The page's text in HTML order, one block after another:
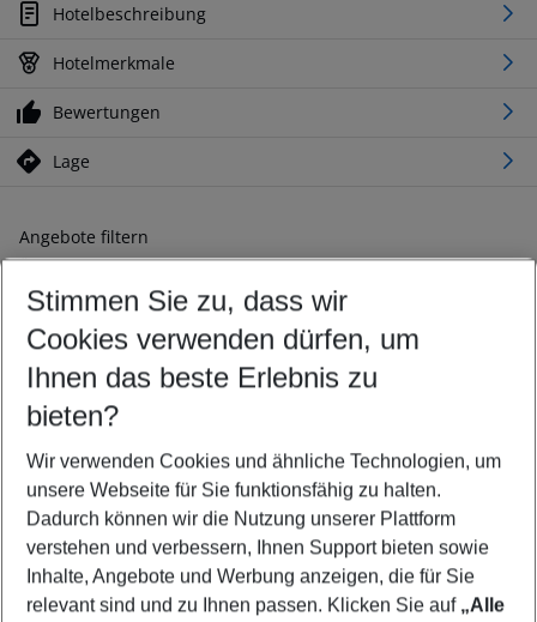
Hotelbeschreibung
Hotelmerkmale
Bewertungen
Lage
Angebote filtern
Ändern Sie Ihre Kriterien nach Ihren Wünschen
Abflughafen wählen
Beliebiger Abflughafen
Reisezeitraum wählen
09.08.26– 07.08.27 5-8 Nächte
2 Erwachsene Keine Kinder
Mehr Filter anzeigen
Stimmen Sie zu, dass wir
Cookies verwenden dürfen, um
Ihnen das beste Erlebnis zu
bieten?
Wir verwenden Cookies und ähnliche Technologien, um
unsere Webseite für Sie funktionsfähig zu halten.
Dadurch können wir die Nutzung unserer Plattform
verstehen und verbessern, Ihnen Support bieten sowie
Inhalte, Angebote und Werbung anzeigen, die für Sie
relevant sind und zu Ihnen passen. Klicken Sie auf „Alle